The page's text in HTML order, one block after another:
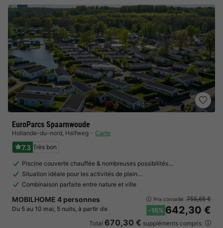
EuroParcs Spaarnwoude
Hollande-du-nord, Halfweg Carte
7.3 Très bon
Piscine couverte chauffée & nombreuses possibilités…
Situation idéale pour les activités de plein…
Combinaison parfaite entre nature et ville
MOBILHOME 4 personnes
Du 5 au 10 mai, 5 nuits, à partir de
Prix conseillé :755,65 €
-15% 642,30 €
Total 670,30 € suppléments compris